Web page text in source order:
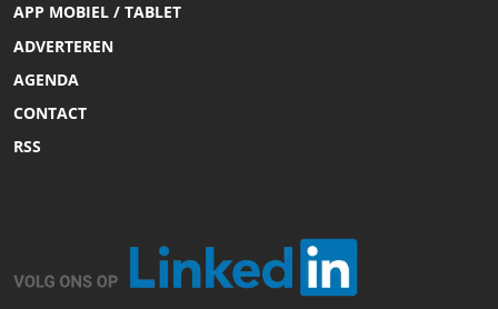
APP MOBIEL / TABLET
ADVERTEREN
AGENDA
CONTACT
RSS